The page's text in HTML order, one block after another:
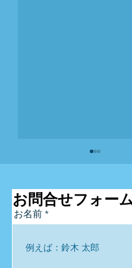
ソトノノノ春の作業
お問合せフォー
お名前